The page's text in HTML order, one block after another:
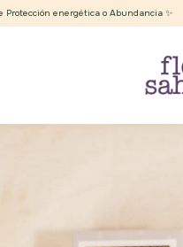
energética o Abundancia ✨